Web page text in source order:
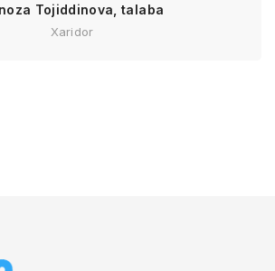
Tojiddinova, talaba
Xaridor